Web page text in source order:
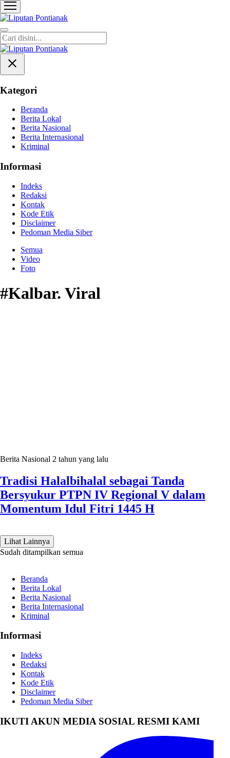
Liputan Pontianak
Berita Terkini dan TerUpdate
Kategori
Beranda
Berita Lokal
Berita Nasional
Berita Internasional
Kriminal
Informasi
Indeks
Redaksi
Kontak
Kode Etik
Disclaimer
Pedoman Media Siber
Semua
Video
Foto
#Kalbar. Viral
Berita Nasional 2 tahun yang lalu
Tradisi Halalbihalal sebagai Tanda
Bersyukur PTPN IV Regional V dalam
Momentum Idul Fitri 1445 H
Lihat Lainnya
Sudah ditampilkan semua
Beranda
Berita Lokal
Berita Nasional
Berita Internasional
Kriminal
Informasi
Indeks
Redaksi
Kontak
Kode Etik
Disclaimer
Pedoman Media Siber
IKUTI AKUN MEDIA SOSIAL RESMI KAMI